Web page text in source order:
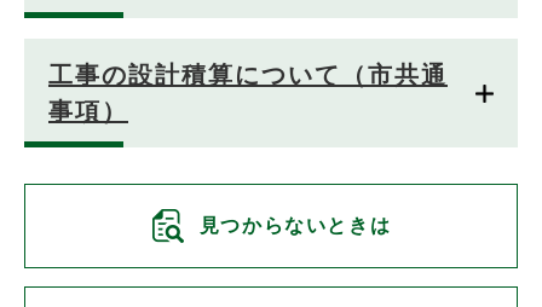
工事の設計積算について（市共通
事項）
見つからないときは